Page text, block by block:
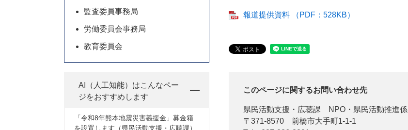
報道提供資料 （PDF：528KB）
このページに関するお問い合わせ先
県民活動支援・広聴課
NPO・県民活動推進係
〒371-8570
前橋市大手町1-1-1
監査委員事務局
労働委員会事務局
教育委員会
AI（人工知能）はこんなペー
ジをおすすめします
「令和8年熊本地震災害義援金」募金箱
を設置します（県民活動支援・広聴課）